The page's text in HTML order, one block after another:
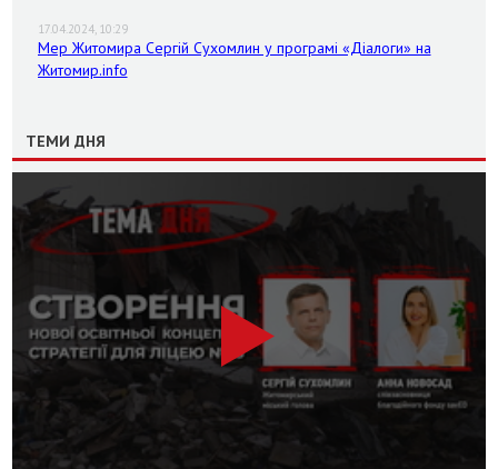
17.04.2024, 10:29
Мер Житомира Сергій Сухомлин у програмі «Діалоги» на
Житомир.info
ТЕМИ ДНЯ